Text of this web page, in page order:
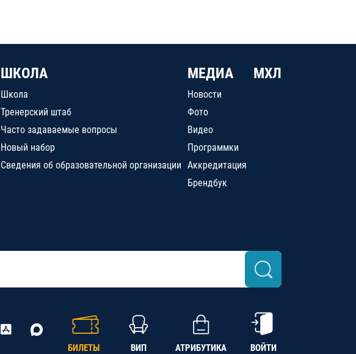
ШКОЛА
Школа
Тренерский штаб
Часто задаваемые вопросы
Новый набор
Сведения об образовательной организации
МЕДИА
Новости
Фото
Видео
Программки
Аккредитация
Брендбук
МХЛ
БИЛЕТЫ ВИП АТРИБУТИКА ВОЙТИ